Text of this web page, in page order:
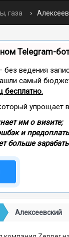
газа
Telegram-
без ведения
самый
бесплатно.
упрощает
им о визите;
и
больше
Алексеевский